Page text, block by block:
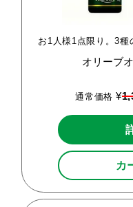
お1人様1点限り。3種
オリーブ
通常価格 ¥
カ